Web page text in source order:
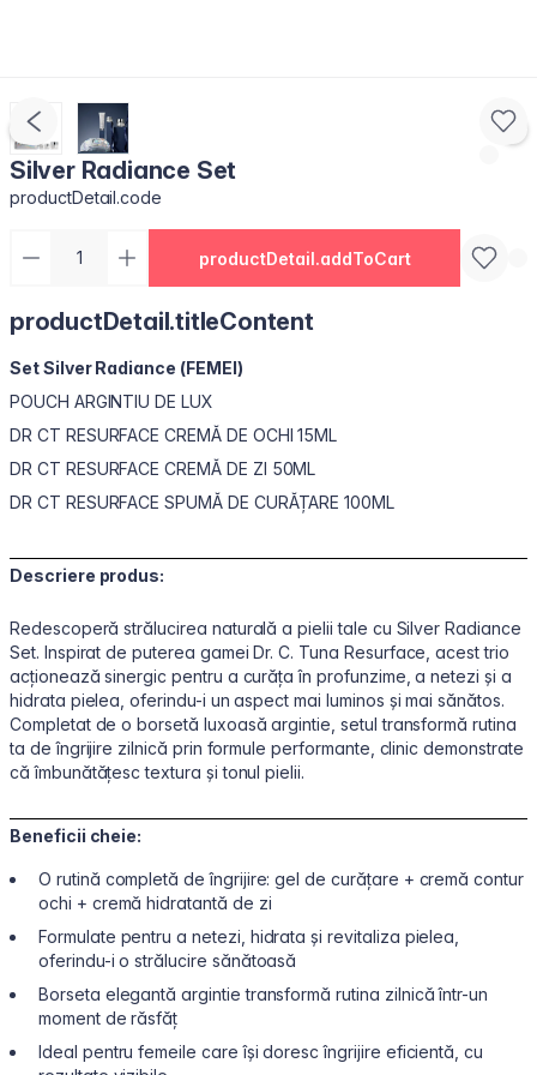
Silver Radiance Set
productDetail.code
productDetail.addToCart
productDetail.titleContent
Set Silver Radiance (FEMEI)
POUCH ARGINTIU DE LUX
DR CT RESURFACE CREMĂ DE OCHI 15ML
DR CT RESURFACE CREMĂ DE ZI 50ML
DR CT RESURFACE SPUMĂ DE CURĂȚARE 100ML
Descriere produs:
Redescoperă strălucirea naturală a pielii tale cu Silver Radiance
Set. Inspirat de puterea gamei Dr. C. Tuna Resurface, acest trio
acționează sinergic pentru a curăța în profunzime, a netezi și a
hidrata pielea, oferindu-i un aspect mai luminos și mai sănătos.
Completat de o borsetă luxoasă argintie, setul transformă rutina
ta de îngrijire zilnică prin formule performante, clinic demonstrate
că îmbunătățesc textura și tonul pielii.
Beneficii cheie:
O rutină completă de îngrijire: gel de curățare + cremă contur
ochi + cremă hidratantă de zi
Formulate pentru a netezi, hidrata și revitaliza pielea,
oferindu-i o strălucire sănătoasă
Borseta elegantă argintie transformă rutina zilnică într-un
moment de răsfăț
Ideal pentru femeile care își doresc îngrijire eficientă, cu